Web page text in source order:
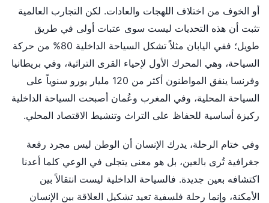
أو الخوف من اختلاف اللهجات والعادات. لكن التجارب العالمية
تثبت أن هذه التحديات ليست سوى عتبات أولى في طريق
طويل؛ ففي اليابان مثلاً تشكل السياحة الداخلية 80% من حركة
السياحة، وهي المحرك الأول لإحياء القرى التراثية، وفي بريطانيا
وفرنسا ينفق المواطنون أكثر من 120 مليار يورو سنوياً على
السياحة المحلية، وفي المغرب وعُمان أصبحت السياحة الداخلية
ركيزة أساسية للحفاظ على التراث وتنشيط الاقتصاد المحلي.
وفي ختام الرحلة، يدرك الإنسان أن الوطن ليس مجرد رقعة
جغرافية تُرى بالعين، بل هو معنى يتجلى في الوعي كلما أعدنا
اكتشافه بعين جديدة. فالسياحة الداخلية ليست انتقالاً بين
الأمكنة، وإنما رحلة فلسفية تعيد تشكيل العلاقة بين الإنسان